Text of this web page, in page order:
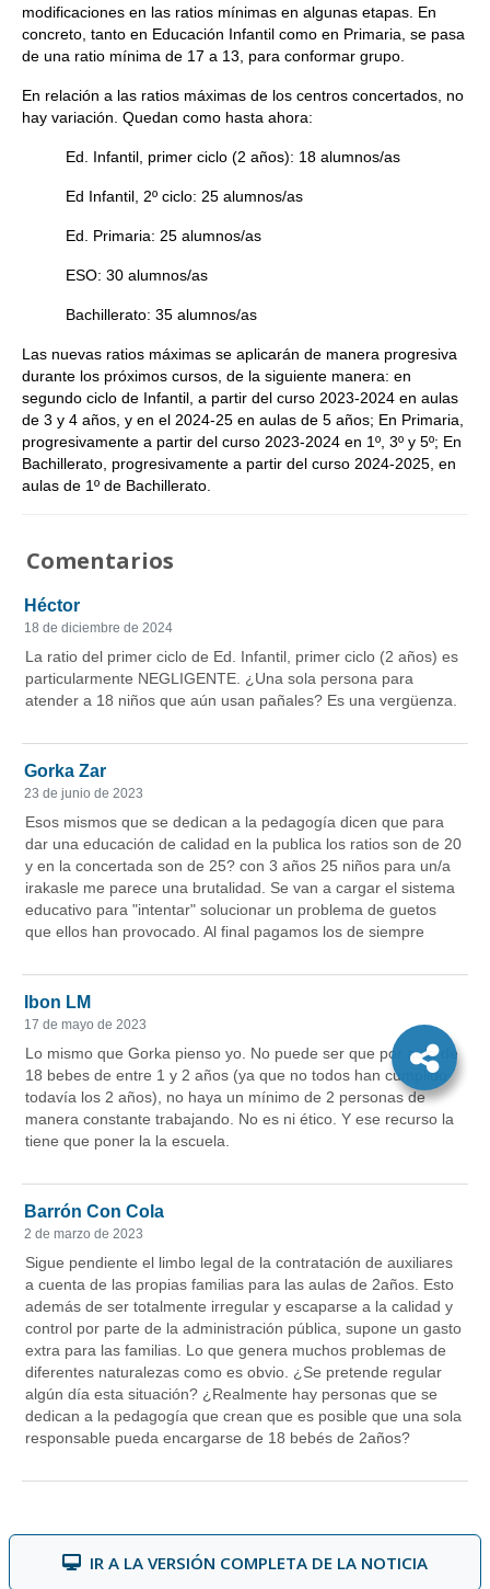
modificaciones en las ratios mínimas en algunas etapas. En
concreto, tanto en Educación Infantil como en Primaria, se pasa
de una ratio mínima de 17 a 13, para conformar grupo.
En relación a las ratios máximas de los centros concertados, no
hay variación. Quedan como hasta ahora:
Ed. Infantil, primer ciclo (2 años): 18 alumnos/as
Ed Infantil, 2º ciclo: 25 alumnos/as
Ed. Primaria: 25 alumnos/as
ESO: 30 alumnos/as
Bachillerato: 35 alumnos/as
Las nuevas ratios máximas se aplicarán de manera progresiva
durante los próximos cursos, de la siguiente manera: en
segundo ciclo de Infantil, a partir del curso 2023-2024 en aulas
de 3 y 4 años, y en el 2024-25 en aulas de 5 años; En Primaria,
progresivamente a partir del curso 2023-2024 en 1º, 3º y 5º; En
Bachillerato, progresivamente a partir del curso 2024-2025, en
aulas de 1º de Bachillerato.
Comentarios
IR A LA VERSIÓN COMPLETA DE LA NOTICIA